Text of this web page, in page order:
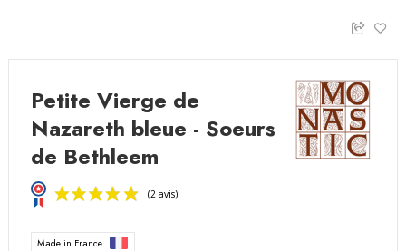
Petite Vierge de
Nazareth bleue - Soeurs
de Bethleem
Made in France